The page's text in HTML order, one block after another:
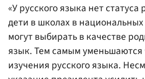
«У русского языка нет
дети в школах в
могут выбирать в качестве
язык. Тем самым уменьшаются
изучения русского языка.